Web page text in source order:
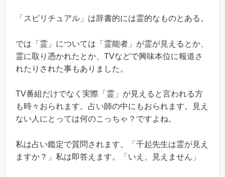
「スピリチュアル」は辞書的には霊的なものとある。
では「霊」については「霊能者」が霊が見えるとか、
霊に取り憑かれたとか、 TVなどで興味本位に報道さ
れたりされた事もありました。
TV番組だけでなく実際「霊」が見えると言われる方
も時々おられます。占い師の中にもおられます。見え
ない人にとっては何のこっちゃ？ですよね。
私は占い鑑定で質問されます。「千起先生は霊が見え
ますか？」私は即答えます。「いえ、見えません」